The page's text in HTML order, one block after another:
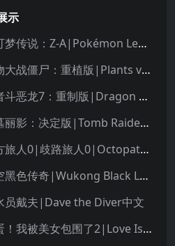
示
宝可梦传说：Z-A|Pokémon Legends: Z-A中文
植物大战僵尸：重植版|Plants vs. Zombies: Replanted中文
勇者斗恶龙7：重制版|Dragon Quest VII Reimagined中文
古墓丽影：决定版|Tomb Raider: Definitive Edition中文
八方旅人0|歧路旅人0|Octopath Traveler 0中文
悟空黑色传奇|Wukong Black Legend
员戴夫|Dave the Diver中文
完蛋！我被美女包围了2|Love Is All Around 2中文